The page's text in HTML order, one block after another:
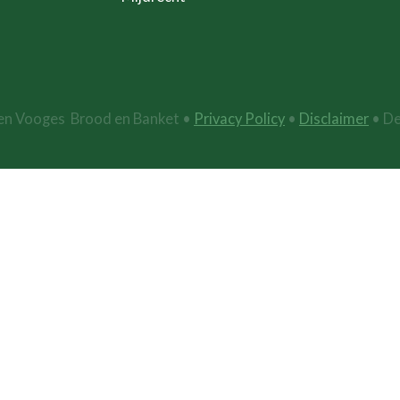
Vooges Brood en Banket • Privacy Policy • Disclaimer •